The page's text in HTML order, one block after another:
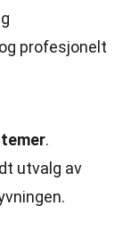
profesjonelt
.
utvalg av